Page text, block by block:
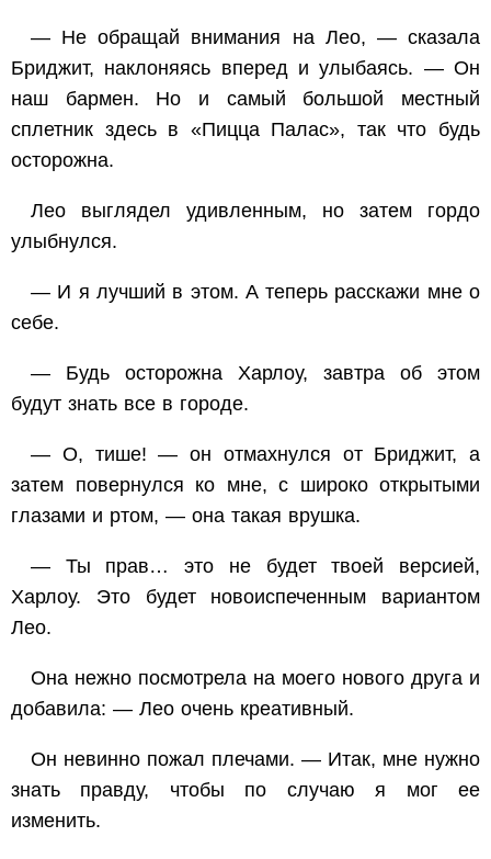
— Не обращай внимания на Лео, — сказала
Бриджит, наклоняясь вперед и улыбаясь. — Он
наш бармен. Но и самый большой местный
сплетник здесь в «Пицца Палас», так что будь
осторожна.
Лео выглядел удивленным, но затем гордо
улыбнулся.
— И я лучший в этом. А теперь расскажи мне о
себе.
— Будь осторожна Харлоу, завтра об этом
будут знать все в городе.
— О, тише! — он отмахнулся от Бриджит, а
затем повернулся ко мне, с широко открытыми
глазами и ртом, — она такая врушка.
— Ты прав… это не будет твоей версией,
Харлоу. Это будет новоиспеченным вариантом
Лео.
Она нежно посмотрела на моего нового друга и
добавила: — Лео очень креативный.
Он невинно пожал плечами. — Итак, мне нужно
знать правду, чтобы по случаю я мог ее
изменить.